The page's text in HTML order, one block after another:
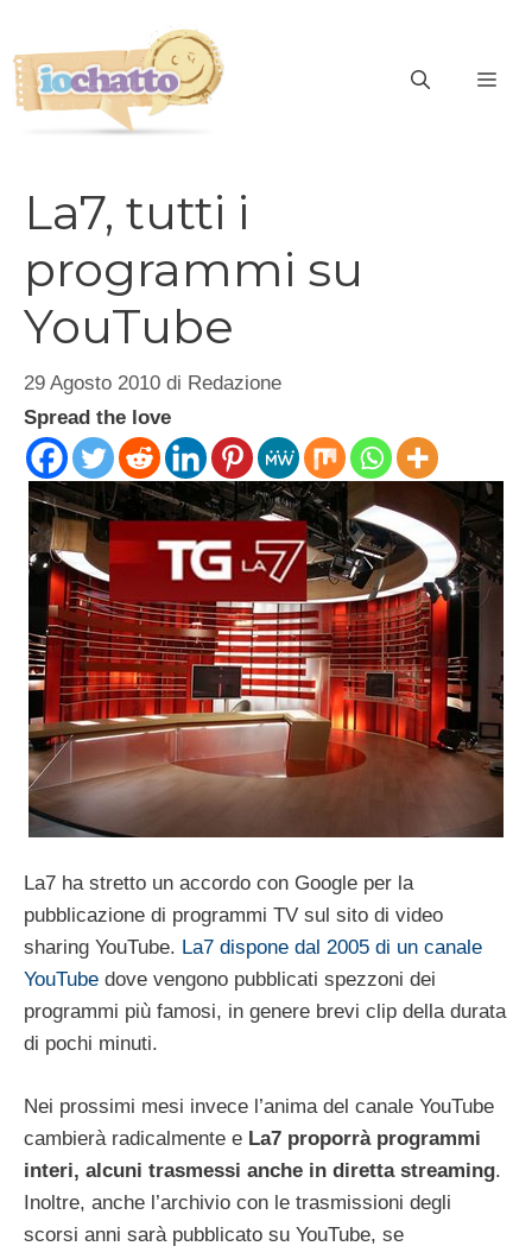
contenuto
La7, tutti i
programmi su
YouTube
29 Agosto 2010 di Redazione
Spread the love
La7 ha stretto un accordo con Google per la
pubblicazione di programmi TV sul sito di video
sharing YouTube. La7 dispone dal 2005 di un canale
YouTube dove vengono pubblicati spezzoni dei
programmi più famosi, in genere brevi clip della durata
di pochi minuti.
Nei prossimi mesi invece l’anima del canale YouTube
cambierà radicalmente e La7 proporrà programmi
interi, alcuni trasmessi anche in diretta streaming.
Inoltre, anche l’archivio con le trasmissioni degli
scorsi anni sarà pubblicato su YouTube, se